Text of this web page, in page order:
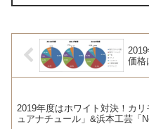
価格
2019年度はホワイト対決！カリ
ュアナチュール」&浜本工芸「